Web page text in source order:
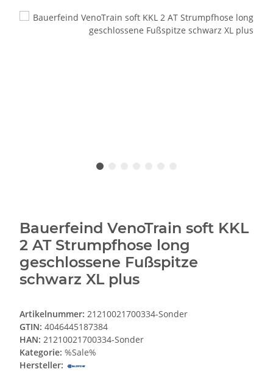
Bauerfeind VenoTrain soft KKL
2 AT Strumpfhose long
geschlossene Fußspitze
schwarz XL plus
Artikelnummer: 21210021700334-Sonder
GTIN: 4046445187384
HAN: 21210021700334-Sonder
Kategorie: %Sale%
Hersteller: